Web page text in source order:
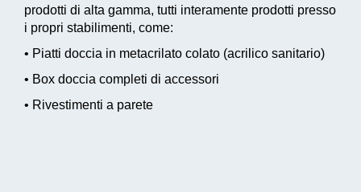
prodotti di alta gamma, tutti interamente prodotti presso
i propri stabilimenti, come:
• Piatti doccia in metacrilato colato (acrilico sanitario)
• Box doccia completi di accessori
• Rivestimenti a parete